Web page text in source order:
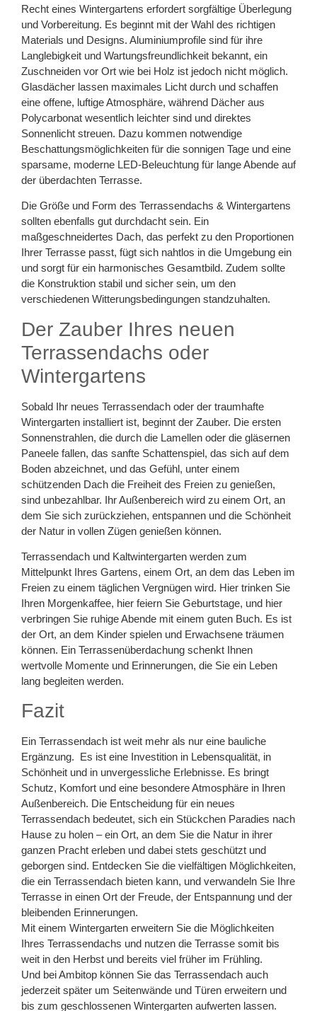
Recht eines Wintergartens erfordert sorgfältige Überlegung
und Vorbereitung. Es beginnt mit der Wahl des richtigen
Materials und Designs. Aluminiumprofile sind für ihre
Langlebigkeit und Wartungsfreundlichkeit bekannt, ein
Zuschneiden vor Ort wie bei Holz ist jedoch nicht möglich.
Glasdächer lassen maximales Licht durch und schaffen
eine offene, luftige Atmosphäre, während Dächer aus
Polycarbonat wesentlich leichter sind und direktes
Sonnenlicht streuen. Dazu kommen notwendige
Beschattungsmöglichkeiten für die sonnigen Tage und eine
sparsame, moderne LED-Beleuchtung für lange Abende auf
der überdachten Terrasse.
Die Größe und Form des Terrassendachs & Wintergartens
sollten ebenfalls gut durchdacht sein. Ein
maßgeschneidertes Dach, das perfekt zu den Proportionen
Ihrer Terrasse passt, fügt sich nahtlos in die Umgebung ein
und sorgt für ein harmonisches Gesamtbild. Zudem sollte
die Konstruktion stabil und sicher sein, um den
verschiedenen Witterungsbedingungen standzuhalten.
Der Zauber Ihres neuen
Terrassendachs oder
Wintergartens
Sobald Ihr neues Terrassendach oder der traumhafte
Wintergarten installiert ist, beginnt der Zauber. Die ersten
Sonnenstrahlen, die durch die Lamellen oder die gläsernen
Paneele fallen, das sanfte Schattenspiel, das sich auf dem
Boden abzeichnet, und das Gefühl, unter einem
schützenden Dach die Freiheit des Freien zu genießen,
sind unbezahlbar. Ihr Außenbereich wird zu einem Ort, an
dem Sie sich zurückziehen, entspannen und die Schönheit
der Natur in vollen Zügen genießen können.
Terrassendach und Kaltwintergarten werden zum
Mittelpunkt Ihres Gartens, einem Ort, an dem das Leben im
Freien zu einem täglichen Vergnügen wird. Hier trinken Sie
Ihren Morgenkaffee, hier feiern Sie Geburtstage, und hier
verbringen Sie ruhige Abende mit einem guten Buch. Es ist
der Ort, an dem Kinder spielen und Erwachsene träumen
können. Ein Terrassenüberdachung schenkt Ihnen
wertvolle Momente und Erinnerungen, die Sie ein Leben
lang begleiten werden.
Fazit
Ein Terrassendach ist weit mehr als nur eine bauliche
Ergänzung. Es ist eine Investition in Lebensqualität, in
Schönheit und in unvergessliche Erlebnisse. Es bringt
Schutz, Komfort und eine besondere Atmosphäre in Ihren
Außenbereich. Die Entscheidung für ein neues
Terrassendach bedeutet, sich ein Stückchen Paradies nach
Hause zu holen – ein Ort, an dem Sie die Natur in ihrer
ganzen Pracht erleben und dabei stets geschützt und
geborgen sind. Entdecken Sie die vielfältigen Möglichkeiten,
die ein Terrassendach bieten kann, und verwandeln Sie Ihre
Terrasse in einen Ort der Freude, der Entspannung und der
bleibenden Erinnerungen.
Mit einem Wintergarten erweitern Sie die Möglichkeiten
Ihres Terrassendachs und nutzen die Terrasse somit bis
weit in den Herbst und bereits viel früher im Frühling.
Und bei Ambitop können Sie das Terrassendach auch
jederzeit später um Seitenwände und Türen erweitern und
bis zum geschlossenen Wintergarten aufwerten lassen.